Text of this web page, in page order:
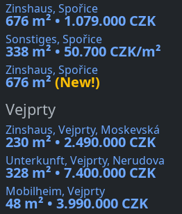
Zinshaus, Spořice
676 m² • 1.079.000 CZK
Sonstiges, Spořice
338 m² • 50.700 CZK/m²
Zinshaus, Spořice
676 m² (New!)
Vejprty
Zinshaus, Vejprty, Moskevská
230 m² • 2.490.000 CZK
Unterkunft, Vejprty, Nerudova
328 m² • 7.400.000 CZK
Mobilheim, Vejprty
48 m² • 3.990.000 CZK